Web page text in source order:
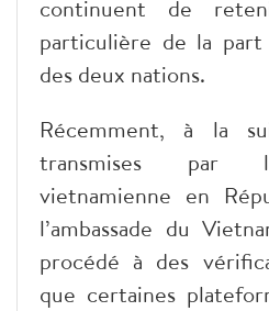
continuent de
particulière de la part
des deux nations.
Récemment, à la
transmises par
vietnamienne en
l’ambassade du
procédé à des
que certaines